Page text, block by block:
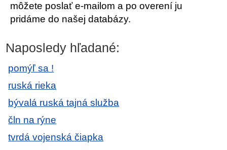
môžete poslať e-mailom a po overení ju
pridáme do našej databázy.
Naposledy hľadané:
pomýľ sa !
ruská rieka
bývalá ruská tajná služba
čln na rýne
tvrdá vojenská čiapka